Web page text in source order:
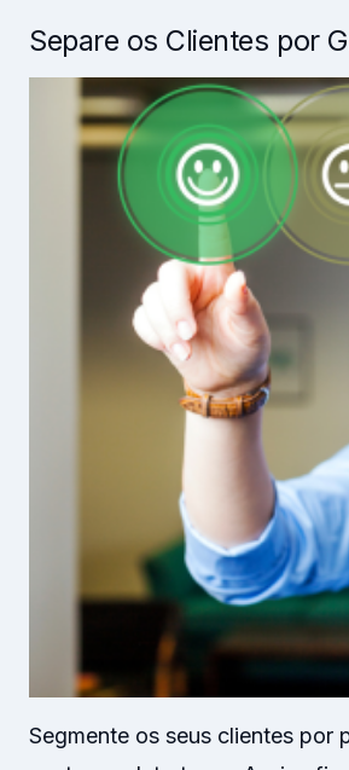
Separe os Clientes por
Segmente os seus clientes por